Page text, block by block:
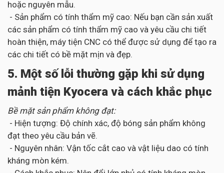
hoặc nguyên mẫu.
- Sản phẩm có tính thẩm mỹ cao: Nếu bạn cần sản xuất
các sản phẩm có tính thẩm mỹ cao và yêu cầu chi tiết
hoàn thiện, máy tiện CNC có thể được sử dụng để tạo ra
các chi tiết có bề mặt mịn và đẹp.
5. Một số lỗi thường gặp khi sử dụng
mảnh tiện Kyocera và cách khắc phục
Bề mặt sản phẩm không đạt:
- Hiện tượng: Độ chính xác, độ bóng sản phẩm không
đạt theo yêu cầu bản vẽ.
- Nguyên nhân: Vận tốc cắt cao và vật liệu dao có tính
kháng mòn kém.